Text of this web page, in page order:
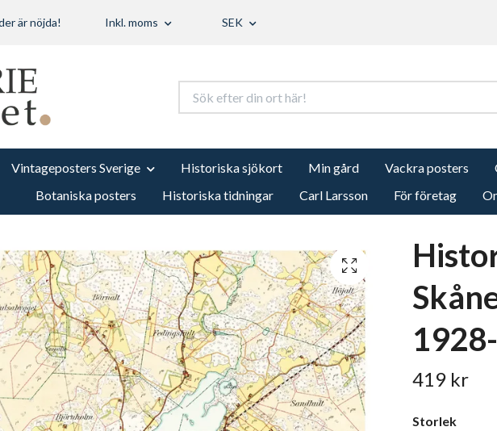
är nöjda! Inkl. moms SEK
Vintageposters Sverige Historiska sjökort Min gård Vackra posters
Botaniska posters
Historiska tidningar Carl Larsson För företag
419 kr
Storlek